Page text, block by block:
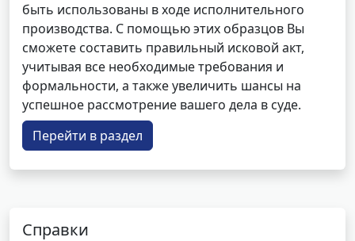
быть использованы в ходе исполнительного
производства. С помощью этих образцов Вы
сможете составить правильный исковой акт,
учитывая все необходимые требования и
формальности, а также увеличить шансы на
успешное рассмотрение вашего дела в суде.
Перейти в раздел
Справки